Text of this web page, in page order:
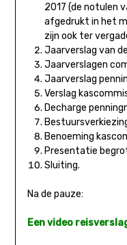
2017 (de notulen
afgedrukt in het
zijn ook ter
Jaarverslag van
Jaarverslagen
Jaarverslag
Verslag
Decharge
Benoeming
Presentatie
Sluiting.
Na de pauze:
Een video